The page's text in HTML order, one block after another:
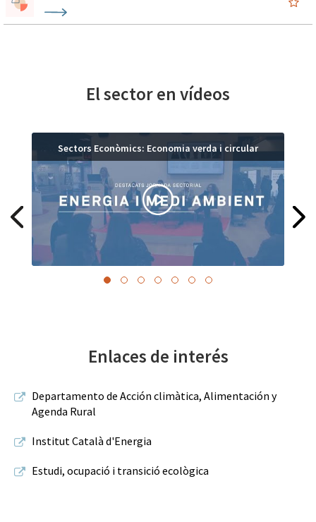
El sector en vídeos
Sectors Econòmics: Economia verda i circular
Enlaces de interés
Departamento de Acción climàtica, Alimentación y
Agenda Rural
Institut Català d'Energia
Estudi, ocupació i transició ecològica